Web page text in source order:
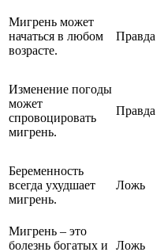
Мигрень может
начаться в любом
возрасте.
Правда
Изменение погоды
может
спровоцировать
мигрень.
Правда
Беременность
всегда ухудшает
мигрень.
Ложь
Мигрень – это
болезнь богатых и
Ложь